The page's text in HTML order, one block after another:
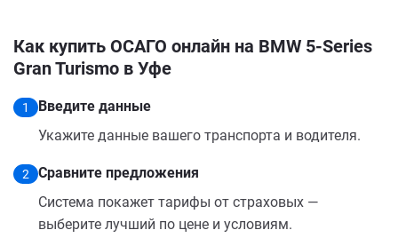
Как купить ОСАГО онлайн на BMW 5-Series
Gran Turismo в Уфе
1
Введите данные
Укажите данные вашего транспорта и водителя.
2
Сравните предложения
Система покажет тарифы от страховых —
выберите лучший по цене и условиям.